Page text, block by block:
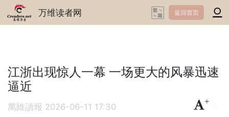
万维读者网 返回首页
江浙出现惊人一幕 一场更大的风暴迅速
逼近
萬維讀報 2026-06-11 17:30
+